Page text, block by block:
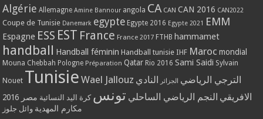
Algérie Allemagne Amine Bannour angola CA CAN CAN 2016 CAN2022
Coupe de Tunisie Danemark egypte Egypte 2016 Egypte 2021 EMM
Espagne ESS EST France France 2017 FTHB hammamet
handball Handball féminin Handball tunisie IHF Maroc mondial
Mouna Chebbah Pologne Préparation Qatar Rio 2016 Sami Saidi Sylvain
Nouet Tunisie Wael Jallouz الترجي الرياضي الجزائر النادي
الافريقي النجم الرياضي الساحلي تونس كرة اليد النسائية مصر 2016
مكارم المهدية وائل جلوز